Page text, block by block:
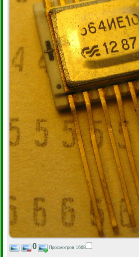
0 Просмотров 1668